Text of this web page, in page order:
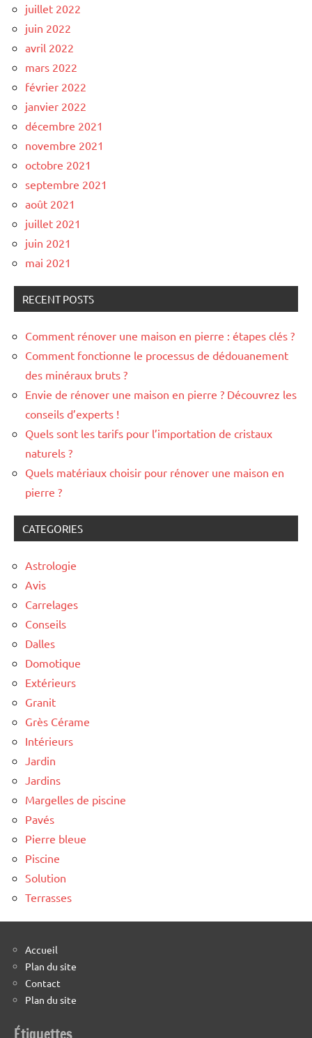
juillet 2022
juin 2022
avril 2022
mars 2022
février 2022
janvier 2022
décembre 2021
novembre 2021
octobre 2021
septembre 2021
août 2021
juillet 2021
juin 2021
mai 2021
RECENT POSTS
Comment rénover une maison en pierre : étapes clés ?
Comment fonctionne le processus de dédouanement
des minéraux bruts ?
Envie de rénover une maison en pierre ? Découvrez les
conseils d’experts !
Quels sont les tarifs pour l’importation de cristaux
naturels ?
Quels matériaux choisir pour rénover une maison en
pierre ?
CATEGORIES
Astrologie
Avis
Carrelages
Conseils
Dalles
Domotique
Extérieurs
Granit
Grès Cérame
Intérieurs
Jardin
Jardins
Margelles de piscine
Pavés
Pierre bleue
Piscine
Solution
Terrasses
Accueil
Plan du site
Contact
Plan du site